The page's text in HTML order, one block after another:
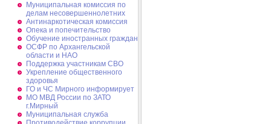
Муниципальная комиссия по
делам несовершеннолетних
Антинаркотическая комиссия
Опека и попечительство
Обучение иностранных граждан
ОСФР по Архангельской
области и НАО
Поддержка участникам СВО
Укрепление общественного
здоровья
ГО и ЧС Мирного информирует
МО МВД России по ЗАТО
г.Мирный
Муниципальная cлужба